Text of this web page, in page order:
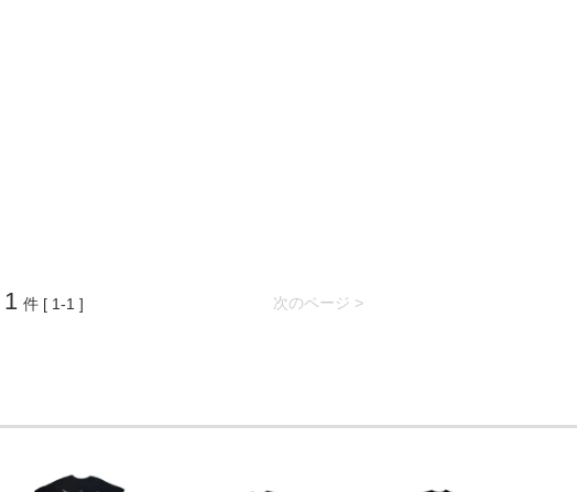
次のページ >
1 件 [ 1-1 ]